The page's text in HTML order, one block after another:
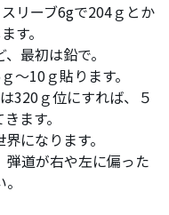
リーブ6gで204ｇとか
す。
最初は鉛で。
～10ｇ貼ります。
320ｇ位にすれば、５
ます。
になります。
道が右や左に偏った